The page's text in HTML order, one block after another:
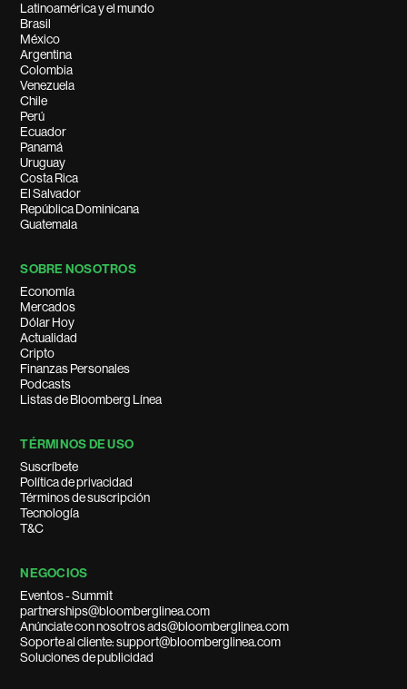
Latinoamérica y el mundo
Brasil
México
Argentina
Colombia
Venezuela
Chile
Perú
Ecuador
Panamá
Uruguay
Costa Rica
El Salvador
República Dominicana
Guatemala
SOBRE NOSOTROS
Economía
Mercados
Dólar Hoy
Actualidad
Cripto
Finanzas Personales
Podcasts
Listas de Bloomberg Línea
TÉRMINOS DE USO
Suscríbete
Política de privacidad
Términos de suscripción
Tecnología
T&C
NEGOCIOS
Eventos - Summit
partnerships@bloomberglinea.com
Anúnciate con nosotros ads@bloomberglinea.com
Soporte al cliente: support@bloomberglinea.com
Soluciones de publicidad